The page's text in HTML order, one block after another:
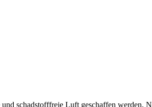
schadstofffreie Luft geschaffen werden.